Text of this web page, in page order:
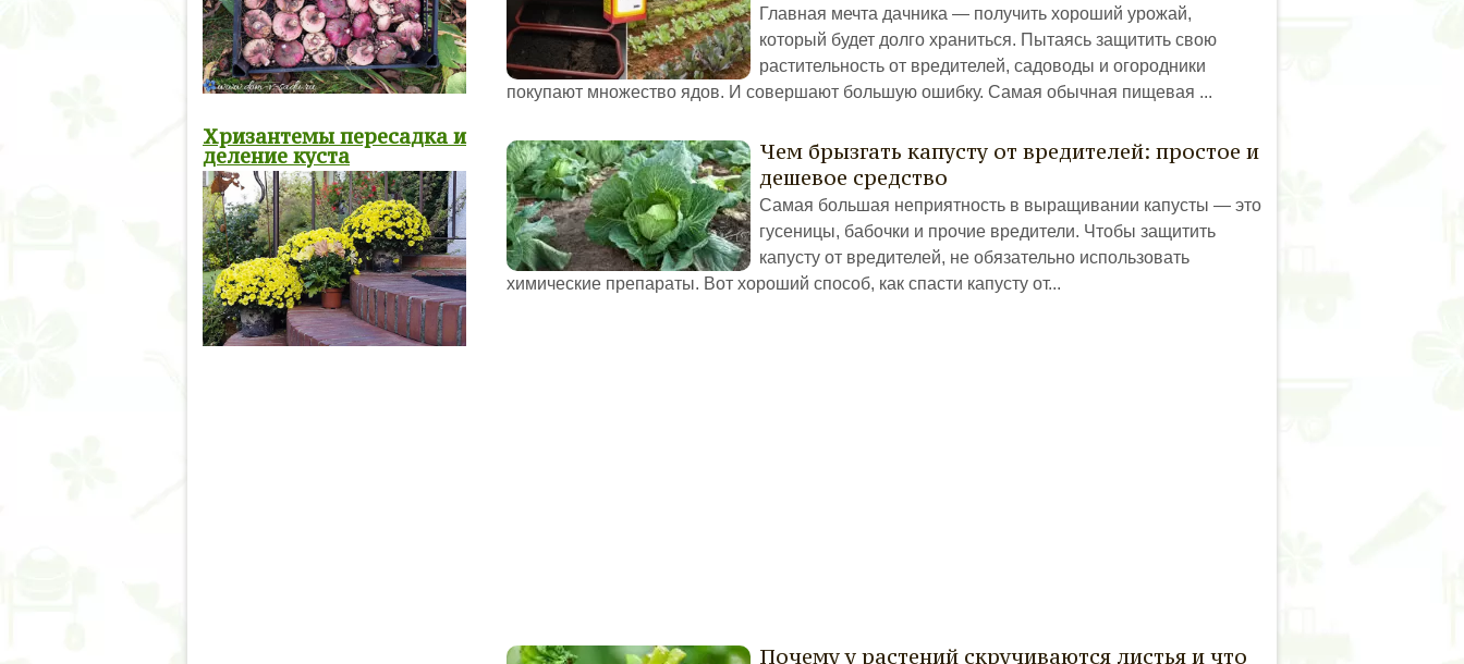
Главная мечта дачника — получить хороший урожай,
который будет долго храниться. Пытаясь защитить свою
растительность от вредителей, садоводы и огородники
покупают множество ядов. И совершают большую ошибку. Самая обычная пищевая ...
Чем брызгать капусту от вредителей: простое и
дешевое средство
Самая большая неприятность в выращивании капусты — это
гусеницы, бабочки и прочие вредители. Чтобы защитить
капусту от вредителей, не обязательно использовать
химические препараты. Вот хороший способ, как спасти капусту от...
Почему у растений скручиваются листья и что
Хризантемы пересадка и
деление куста